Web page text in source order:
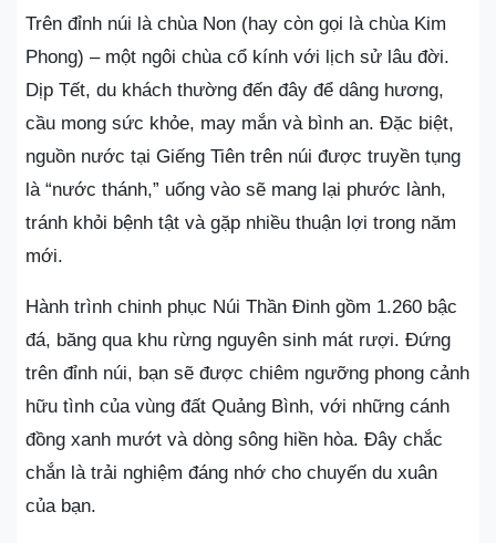
Trên đỉnh núi là chùa Non (hay còn gọi là chùa Kim
Phong) – một ngôi chùa cổ kính với lịch sử lâu đời.
Dịp Tết, du khách thường đến đây để dâng hương,
cầu mong sức khỏe, may mắn và bình an. Đặc biệt,
nguồn nước tại Giếng Tiên trên núi được truyền tụng
là “nước thánh,” uống vào sẽ mang lại phước lành,
tránh khỏi bệnh tật và gặp nhiều thuận lợi trong năm
mới.
Hành trình chinh phục Núi Thần Đinh gồm 1.260 bậc
đá, băng qua khu rừng nguyên sinh mát rượi. Đứng
trên đỉnh núi, bạn sẽ được chiêm ngưỡng phong cảnh
hữu tình của vùng đất Quảng Bình, với những cánh
đồng xanh mướt và dòng sông hiền hòa. Đây chắc
chắn là trải nghiệm đáng nhớ cho chuyến du xuân
của bạn.